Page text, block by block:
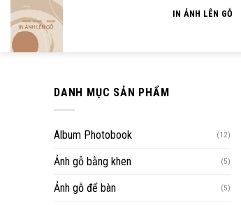
Skip
content
IN ẢNH LÊN GỖ
DANH MỤC SẢN PHẨM
Album Photobook (12)
Ảnh gỗ bằng khen (5)
Ảnh gỗ để bàn (5)